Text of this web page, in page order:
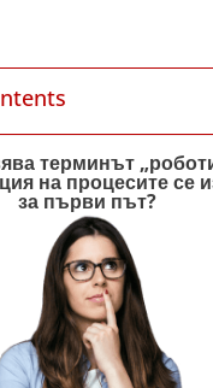
терминът
на процесите се
за първи път?